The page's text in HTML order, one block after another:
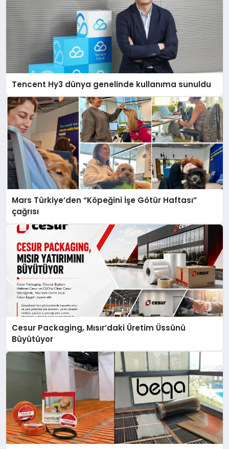
Tencent Hy3 dünya genelinde kullanıma sunuldu
Mars Türkiye’den “Köpeğini İşe Götür Haftası”
çağrısı
Cesur Packaging, Mısır’daki Üretim Üssünü
Büyütüyor